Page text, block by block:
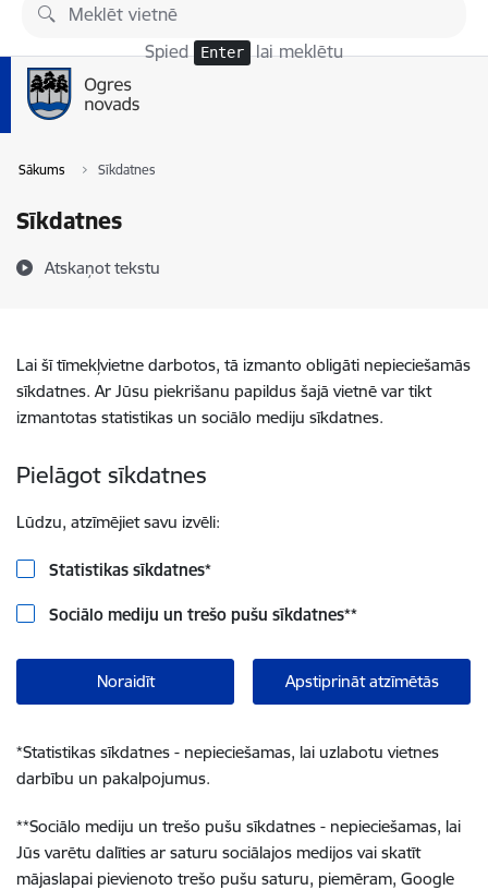
Pāriet uz lapas saturu
Spied Enter lai meklētu
Sākums Sīkdatnes
Sīkdatnes
Atskaņot tekstu
Lai šī tīmekļvietne darbotos, tā izmanto obligāti nepieciešamās
sīkdatnes. Ar Jūsu piekrišanu papildus šajā vietnē var tikt
izmantotas statistikas un sociālo mediju sīkdatnes.
Pielāgot sīkdatnes
Lūdzu, atzīmējiet savu izvēli:
Statistikas sīkdatnes*
Sociālo mediju un trešo pušu sīkdatnes**
Noraidīt Apstiprināt atzīmētās
*Statistikas sīkdatnes - nepieciešamas, lai uzlabotu vietnes
darbību un pakalpojumus.
**Sociālo mediju un trešo pušu sīkdatnes - nepieciešamas, lai
Jūs varētu dalīties ar saturu sociālajos medijos vai skatīt
mājaslapai pievienoto trešo pušu saturu, piemēram, Google